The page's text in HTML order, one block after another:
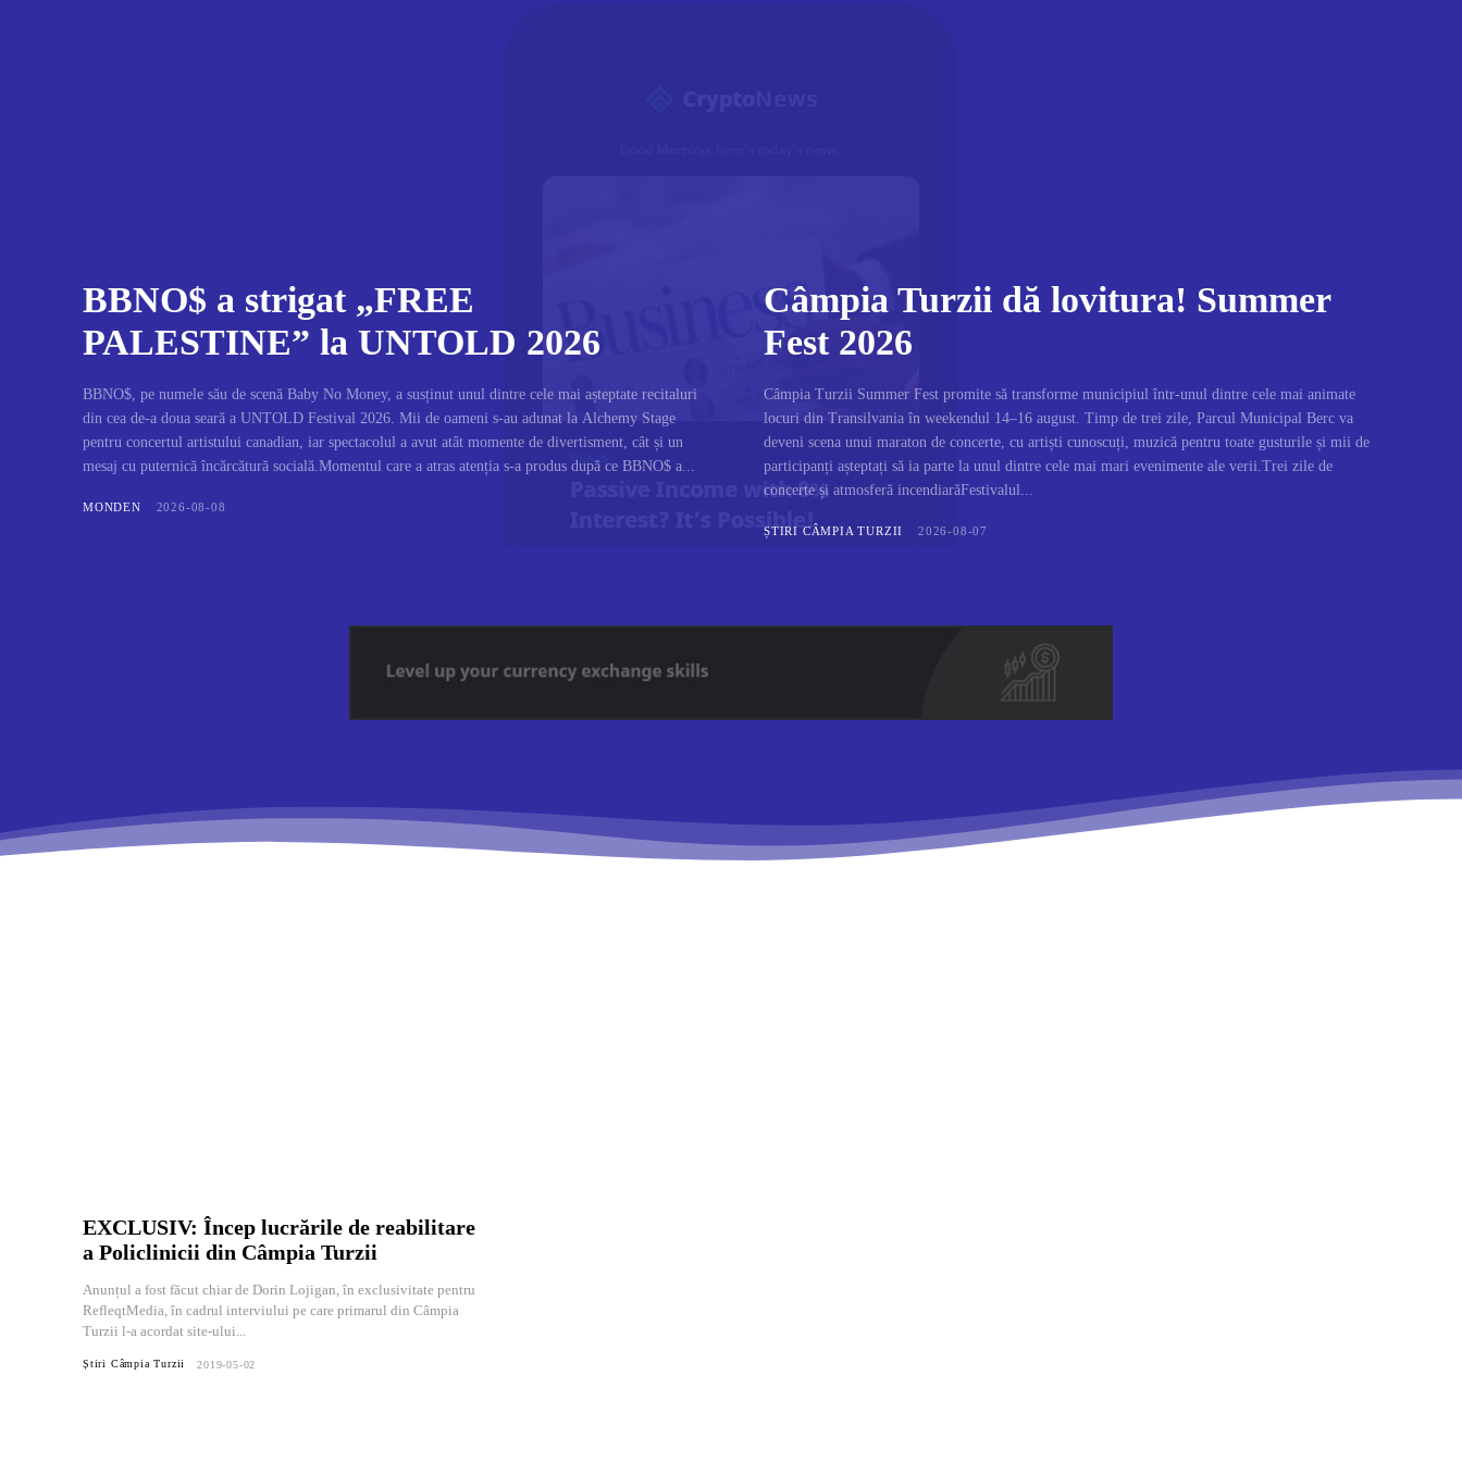
BBNO$ a strigat „FREE
PALESTINE” la UNTOLD 2026
BBNO$, pe numele său de scenă Baby No Money, a susținut unul dintre cele mai așteptate recitaluri
din cea de-a doua seară a UNTOLD Festival 2026. Mii de oameni s-au adunat la Alchemy Stage
pentru concertul artistului canadian, iar spectacolul a avut atât momente de divertisment, cât și un
mesaj cu puternică încărcătură socială.Momentul care a atras atenția s-a produs după ce BBNO$ a...
MONDEN 2026-08-08
Câmpia Turzii dă lovitura! Summer
Fest 2026
Câmpia Turzii Summer Fest promite să transforme municipiul într-unul dintre cele mai animate
locuri din Transilvania în weekendul 14–16 august. Timp de trei zile, Parcul Municipal Berc va
deveni scena unui maraton de concerte, cu artiști cunoscuți, muzică pentru toate gusturile și mii de
participanți așteptați să ia parte la unul dintre cele mai mari evenimente ale verii.Trei zile de
concerte și atmosferă incendiarăFestivalul...
ȘTIRI CÂMPIA TURZII 2026-08-07
EXCLUSIV: Încep lucrările de reabilitare
a Policlinicii din Câmpia Turzii
Anunțul a fost făcut chiar de Dorin Lojigan, în exclusivitate pentru
RefleqtMedia, în cadrul interviului pe care primarul din Câmpia
Turzii l-a acordat site-ului...
Știri Câmpia Turzii 2019-05-02